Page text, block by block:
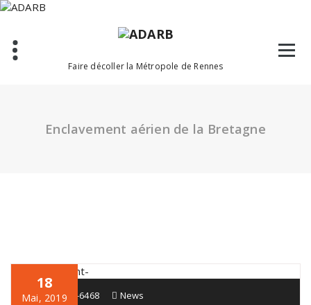
Aller
Faire décoller la Métropole de Rennes
Enclavement aérien de la Bretagne
18
Mai, 2019
PHanim06-6468 News